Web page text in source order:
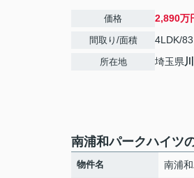
価格 2,890万
間取り/面積 4LDK/
所在地 埼玉県
南浦和パークハイツ
物件名 南浦